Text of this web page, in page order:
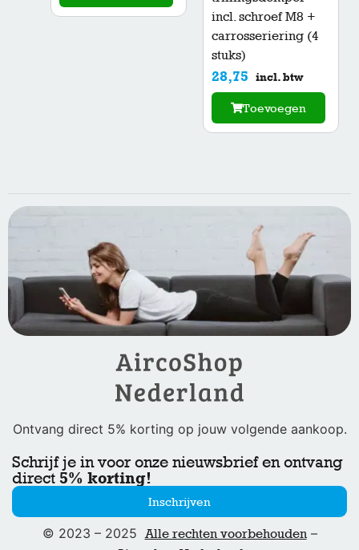
incl. schroef M8 +
carrosseriering (4
stuks)
28,75 incl. btw
Toevoegen
Ontvang direct 5% korting op jouw volgende aankoop.
Schrijf je in voor onze nieuwsbrief en ontvang
direct 5% korting!
Inschrijven
© 2023 – 2025Alle rechten voorbehouden–